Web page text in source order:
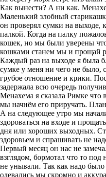
Как вынести? А ни как.
Маленький злобный
он проверял сумки на выходе,
палкой. Когда на палку
кошек, но мы были уверены
кошками станем мы и прощай
Каждый раз на выходе я была
сумке у меня ни чего не было,
грубое отношение и крики.
задержала всю очередь
Менахема я сказала Римке что
мы начнём его приручать.
А на следующее утро мы
здороваться на входе и
дня или хороших выходных.
здоровьем и спрашивать не
Первый месяц он нас не
взглядом, бормотал что то
не унывали. Так как надо было
одевались мы скромно и